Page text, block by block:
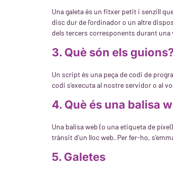
Una galeta és un fitxer petit i senzill
disc dur de l'ordinador o un altre
dels tercers corresponents durant
3. Què són els
Un script és una peça de codi de
codi s'executa al nostre servidor o al
4. Què és una balisa
Una balisa web (o una etiqueta de
trànsit d'un lloc web. Per fer-ho,
5. Galetes